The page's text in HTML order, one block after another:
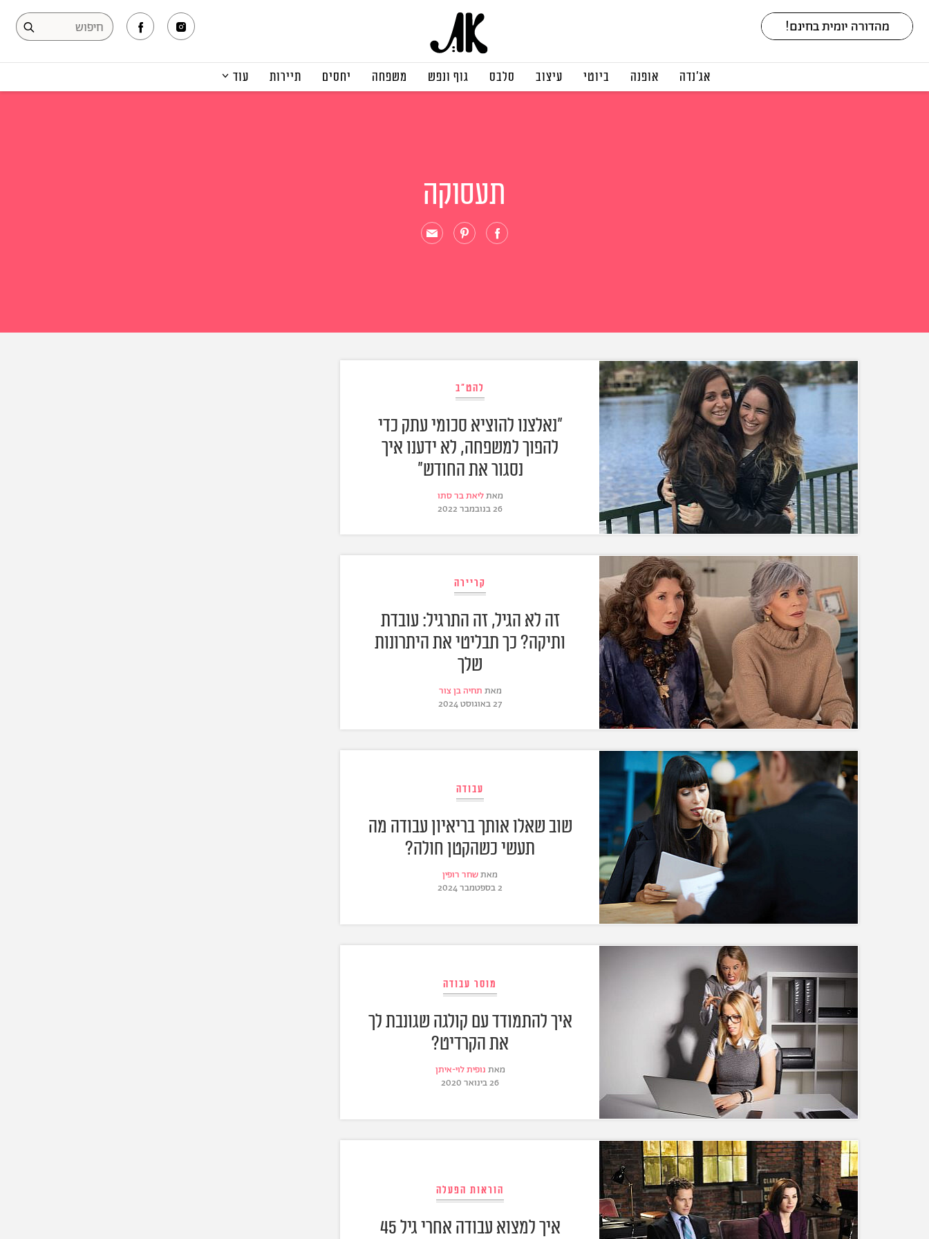
אג׳נדה אופנה ביוטי עיצוב סלבס גוף ונפש משפחה יחסים תיירות עוד
תעסוקה
להט"ב
"נאלצנו להוציא סכומי עתק כדי
להפוך למשפחה, לא ידענו איך
נסגור את החודש"
מאתליאת בר סתו
26 בנובמבר 2022
קריירה
זה לא הגיל, זה התרגיל: עובדת
ותיקה? כך תבליטי את היתרונות
שלך
מאת תחיה בן צור
27 באוגוסט 2024
עבודה
שוב שאלו אותך בריאיון עבודה מה
תעשי כשהקטן חולה?
מאתשחר רופין
2 בספטמבר 2024
מוסר עבודה
איך להתמודד עם קולגה שגונבת לך
את הקרדיט?
מאת נופית לוי-איתן
26 בינואר 2020
הוראות הפעלה
איך למצוא עבודה אחרי גיל 45